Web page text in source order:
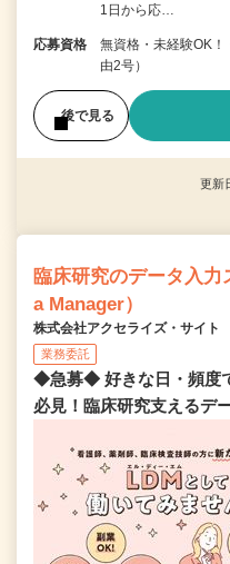
1日から応…
応募資格
無資格・未経験OK
由2号）
後で見る
更新
臨床研究のデータ入
a Manager）
株式会社アクセライズ・サイト
業務委託
◆急募◆ 好きな日・頻度
必見！臨床研究支えるデ